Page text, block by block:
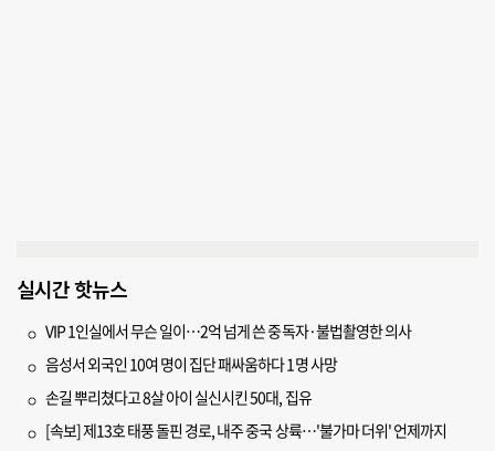
실시간 핫뉴스
VIP 1인실에서 무슨 일이…2억 넘게 쓴 중독자·불법촬영한 의사
음성서 외국인 10여 명이 집단 패싸움하다 1명 사망
손길 뿌리쳤다고 8살 아이 실신시킨 50대, 집유
[속보] 제13호 태풍 돌핀 경로, 내주 중국 상륙…'불가마 더위' 언제까지